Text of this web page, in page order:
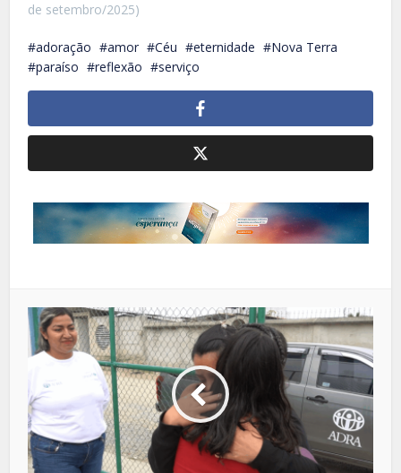
de setembro/2025)
adoração amor Céu eternidade
Nova Terra
paraíso
reflexão serviço